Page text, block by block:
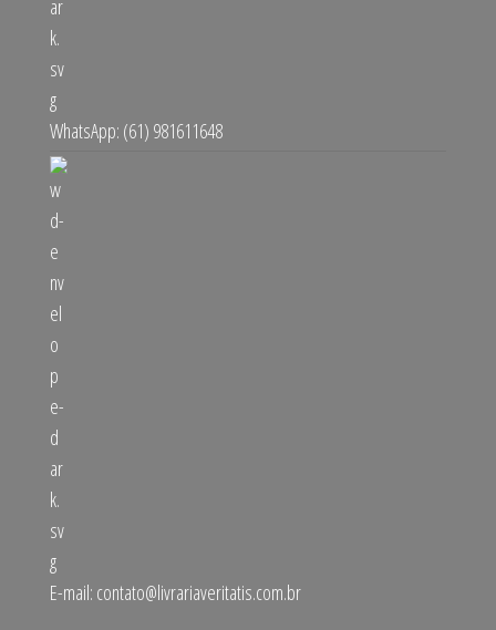
WhatsApp: (61) 981611648
E-mail: contato@livrariaveritatis.com.br